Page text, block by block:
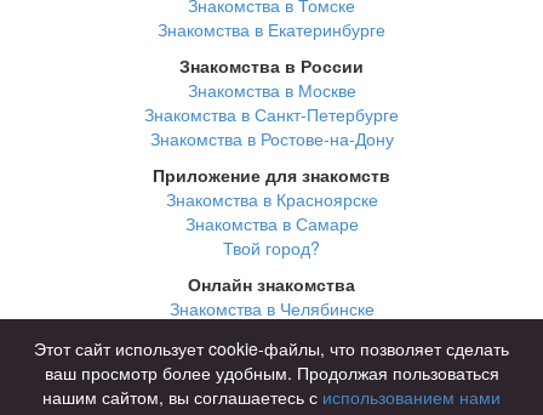
Знакомства в Томске
Знакомства в Екатеринбурге
Знакомства в России
Знакомства в Москве
Знакомства в Санкт-Петербурге
Знакомства в Ростове-на-Дону
Приложение для знакомств
Знакомства в Красноярске
Знакомства в Самаре
Твой город?
Онлайн знакомства
Знакомства в Челябинске
Знакомства в Нижнем Новгороде
Этот сайт использует cookie-файлы, что позволяет сделать
ваш просмотр более удобным. Продолжая пользоваться
нашим сайтом, вы соглашаетесь с использованием нами